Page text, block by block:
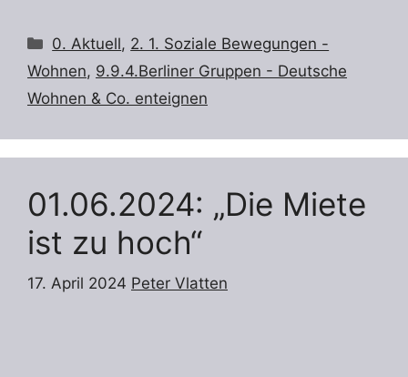
Kategorien
0. Aktuell, 2. 1. Soziale Bewegungen -
Wohnen, 9.9.4.Berliner Gruppen - Deutsche
Wohnen & Co. enteignen
01.06.2024: „Die Miete
ist zu hoch“
17. April 2024 Peter Vlatten